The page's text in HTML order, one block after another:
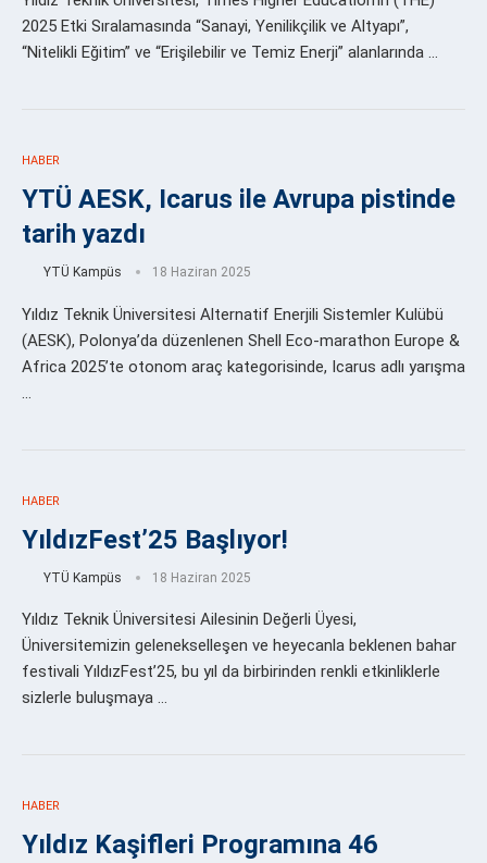
2025 Etki Sıralamasında “Sanayi, Yenilikçilik ve Altyapı”,
“Nitelikli Eğitim” ve “Erişilebilir ve Temiz Enerji” alanlarında …
HABER
YTÜ AESK, Icarus ile Avrupa pistinde
tarih yazdı
YTÜ Kampüs 18 Haziran 2025
Yıldız Teknik Üniversitesi Alternatif Enerjili Sistemler Kulübü
(AESK), Polonya’da düzenlenen Shell Eco-marathon Europe &
Africa 2025’te otonom araç kategorisinde, Icarus adlı yarışma
…
HABER
YıldızFest’25 Başlıyor!
YTÜ Kampüs 18 Haziran 2025
Yıldız Teknik Üniversitesi Ailesinin Değerli Üyesi,
Üniversitemizin gelenekselleşen ve heyecanla beklenen bahar
festivali YıldızFest’25, bu yıl da birbirinden renkli etkinliklerle
sizlerle buluşmaya …
HABER
Yıldız Kaşifleri Programına 46